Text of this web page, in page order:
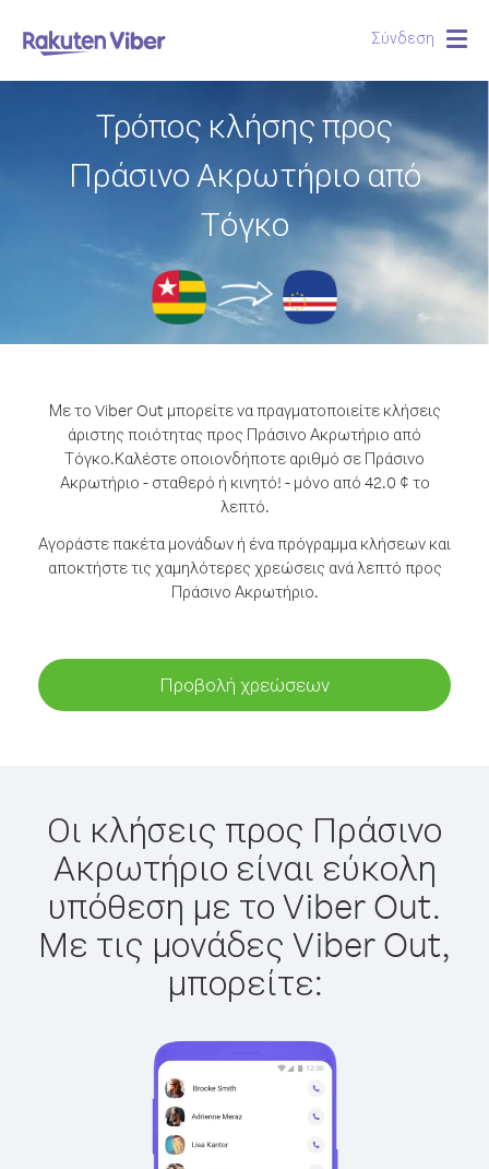
Σύνδεση
Τρόπος κλήσης προς
Πράσινο Ακρωτήριο από
Τόγκο
Με το Viber Out μπορείτε να πραγματοποιείτε κλήσεις
άριστης ποιότητας προς Πράσινο Ακρωτήριο από
Τόγκο.Καλέστε οποιονδήποτε αριθμό σε Πράσινο
Ακρωτήριο - σταθερό ή κινητό! - μόνο από 42.0 ¢ το
λεπτό.
Αγοράστε πακέτα μονάδων ή ένα πρόγραμμα κλήσεων και
αποκτήστε τις χαμηλότερες χρεώσεις ανά λεπτό προς
Πράσινο Ακρωτήριο.
Προβολή χρεώσεων
Οι κλήσεις προς Πράσινο
Ακρωτήριο είναι εύκολη
υπόθεση με το Viber Out.
Με τις μονάδες Viber Out,
μπορείτε: